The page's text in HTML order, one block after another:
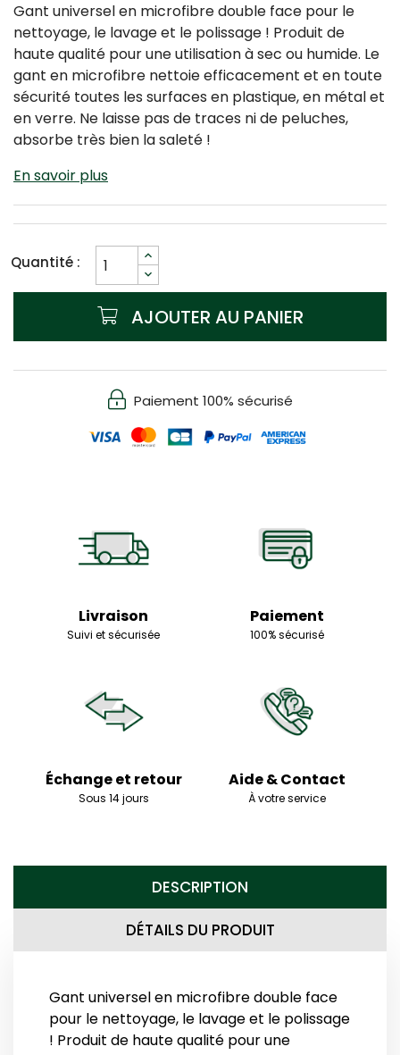
Gant universel en microfibre double face pour le
nettoyage, le lavage et le polissage ! Produit de
haute qualité pour une utilisation à sec ou humide. Le
gant en microfibre nettoie efficacement et en toute
sécurité toutes les surfaces en plastique, en métal et
en verre. Ne laisse pas de traces ni de peluches,
absorbe très bien la saleté !
En savoir plus
Quantité :
AJOUTER AU PANIER
Paiement 100% sécurisé
Livraison
Suivi et sécurisée
Paiement
100% sécurisé
Échange et retour
Sous 14 jours
Aide & Contact
À votre service
DESCRIPTION
DÉTAILS DU PRODUIT
Gant universel en microfibre double face
pour le nettoyage, le lavage et le polissage
! Produit de haute qualité pour une